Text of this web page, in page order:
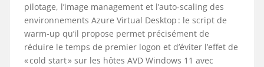
pilotage, l’image management et l’auto‑scaling des
environnements Azure Virtual Desktop : le script de
warm‑up qu’il propose permet précisément de
réduire le temps de premier logon et d’éviter l’effet de
« cold start » sur les hôtes AVD Windows 11 avec